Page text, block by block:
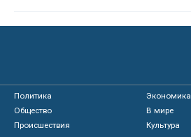
Политика
Экономика
Общество
В мире
Происшествия
Культура